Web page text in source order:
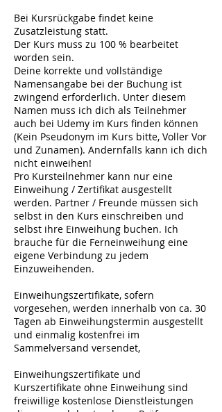
Bei Kursrückgabe findet keine
Zusatzleistung statt.
Der Kurs muss zu 100 % bearbeitet
worden sein.
Deine korrekte und vollständige
Namensangabe bei der Buchung ist
zwingend erforderlich. Unter diesem
Namen muss ich dich als Teilnehmer
auch bei Udemy im Kurs finden können
(Kein Pseudonym im Kurs bitte, Voller Vor
und Zunamen). Andernfalls kann ich dich
nicht einweihen!
Pro Kursteilnehmer kann nur eine
Einweihung / Zertifikat ausgestellt
werden. Partner / Freunde müssen sich
selbst in den Kurs einschreiben und
selbst ihre Einweihung buchen. Ich
brauche für die Ferneinweihung eine
eigene Verbindung zu jedem
Einzuweihenden.
Einweihungszertifikate, sofern
vorgesehen, werden innerhalb von ca. 30
Tagen ab Einweihungstermin ausgestellt
und einmalig kostenfrei im
Sammelversand versendet,
Einweihungszertifikate und
Kurszertifikate ohne Einweihung sind
freiwillige kostenlose Dienstleistungen